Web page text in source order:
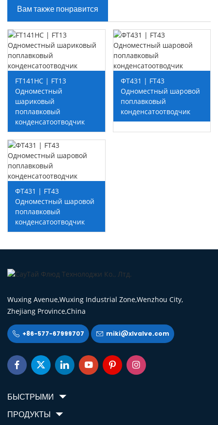
Вам также понравится
FT141HC | FT13
Одноместный
шариковый
поплавковый
конденсатоотводчик
ФТ431 | FT43
Одноместный шаровой
поплавковый
конденсатоотводчик
ФТ431 | FT43
Одноместный шаровой
поплавковый
конденсатоотводчик
Wuxing Avenue,Wuxing Industrial Zone,Wenzhou City,
Zhejiang Province,China
 +86-577-67999707  miki@xlvalve.com
     
БЫСТРЫМИ
ПРОДУКТЫ